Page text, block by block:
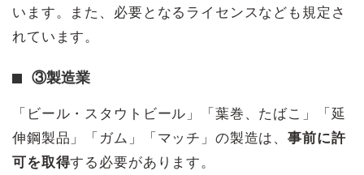
います。また、必要となるライセンスなども規定さ
れています。
③製造業
「ビール・スタウトビール」「葉巻、たばこ」「延
伸鋼製品」「ガム」「マッチ」の製造は、事前に許
可を取得する必要があります。